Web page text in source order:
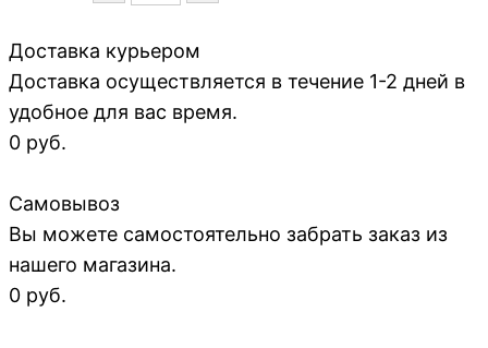
Доставка курьером
Доставка осуществляется в течение 1-2 дней в
удобное для вас время.
0 руб.
Самовывоз
Вы можете самостоятельно забрать заказ из
нашего магазина.
0 руб.